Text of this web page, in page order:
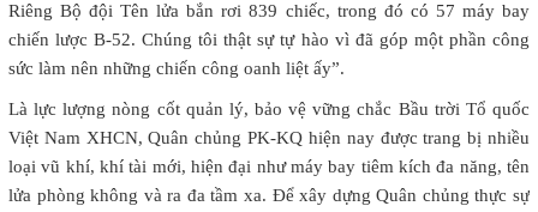
Riêng Bộ đội Tên lửa bắn rơi 839 chiếc, trong đó có 57 máy bay
chiến lược B-52. Chúng tôi thật sự tự hào vì đã góp một phần công
sức làm nên những chiến công oanh liệt ấy”.
Là lực lượng nòng cốt quản lý, bảo vệ vững chắc Bầu trời Tổ quốc
Việt Nam XHCN, Quân chủng PK-KQ hiện nay được trang bị nhiều
loại vũ khí, khí tài mới, hiện đại như máy bay tiêm kích đa năng, tên
lửa phòng không và ra đa tầm xa. Để xây dựng Quân chủng thực sự